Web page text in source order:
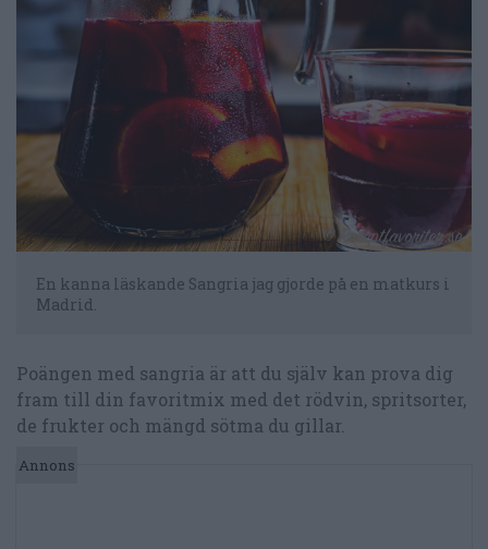
En kanna läskande Sangria jag gjorde på en matkurs i
Madrid.
Poängen med sangria är att du själv kan prova dig
fram till din favoritmix med det rödvin, spritsorter,
de frukter och mängd sötma du gillar.